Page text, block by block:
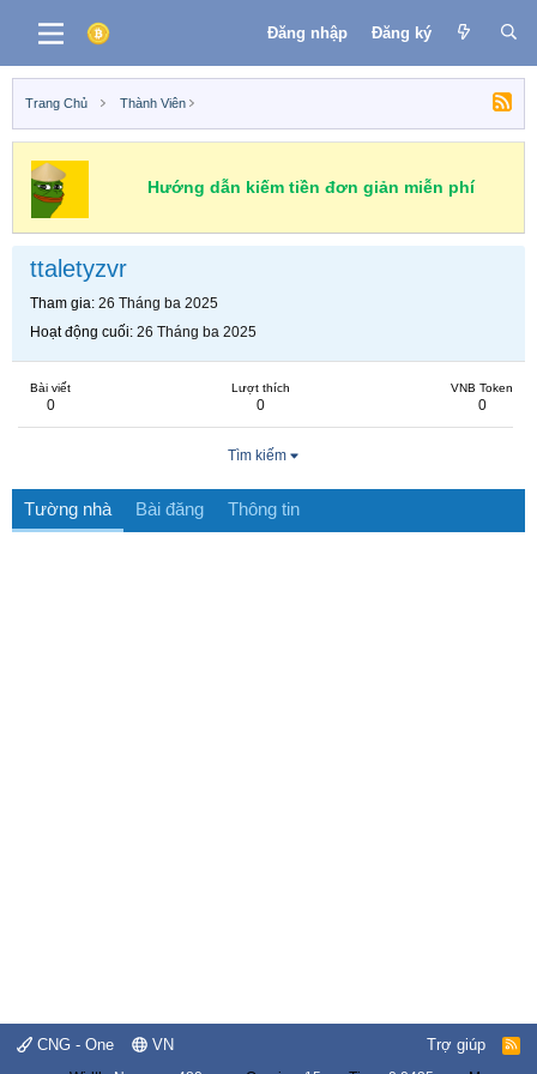
Đăng nhập Đăng ký
Trang Chủ Thành Viên
Hướng dẫn kiếm tiền đơn giản miễn phí
ttaletyzvr
Tham gia 26 Tháng ba 2025
Hoạt động cuối 26 Tháng ba 2025
Bài viết
0
Lượt thích
0
VNB Token
0
Tìm kiếm
Tường nhà Bài đăng Thông tin
CNG - One VN Trợ giúp
R